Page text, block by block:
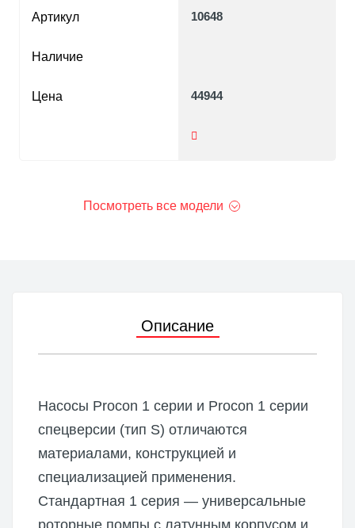
Артикул
Наличие
Цена
10648
44944
Посмотреть все модели
Описание
Насосы Procon 1 серии и Procon 1 серии
спецверсии (тип S) отличаются
материалами, конструкцией и
специализацией применения.
Стандартная 1 серия — универсальные
роторные помпы с латунным корпусом и